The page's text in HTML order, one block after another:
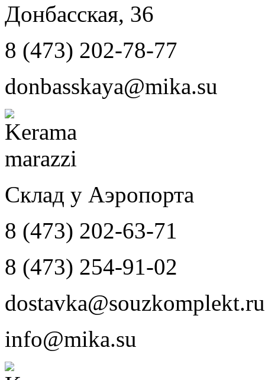
Донбасская, 36
8 (473) 202-78-77
donbasskaya@mika.su
Склад у Аэропорта
8 (473) 202-63-71
8 (473) 254-91-02
dostavka@souzkomplekt.ru
info@mika.su